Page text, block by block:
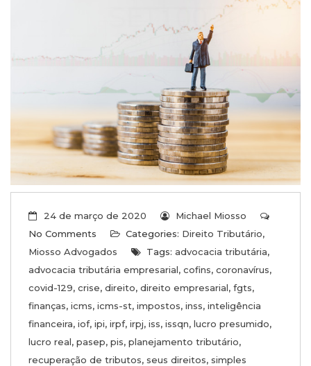
24 de março de 2020
Michael Miosso
No Comments
Categories: Direito Tributário,
Miosso Advogados
Tags: advocacia tributária,
advocacia tributária empresarial, cofins, coronavírus,
covid-129, crise, direito, direito empresarial, fgts,
finanças, icms, icms-st, impostos, inss, inteligência
financeira, iof, ipi, irpf, irpj, iss, issqn, lucro presumido,
lucro real, pasep, pis, planejamento tributário,
recuperação de tributos, seus direitos, simples